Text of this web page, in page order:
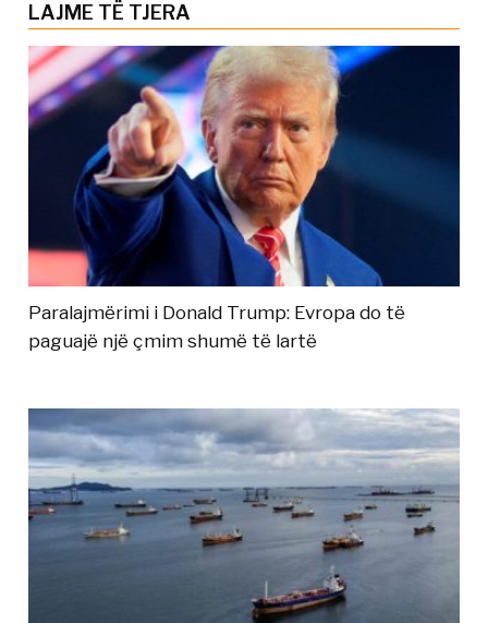
LAJME TË TJERA
Paralajmërimi i Donald Trump: Evropa do të
paguajë një çmim shumë të lartë